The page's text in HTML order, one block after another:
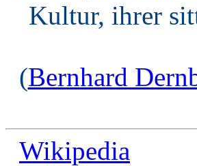
Kultur, ihrer
(Bernhard
Wikipedia